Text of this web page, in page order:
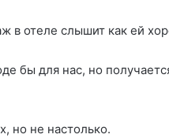
в отеле слышит как ей
бы для нас, но
но не настолько.